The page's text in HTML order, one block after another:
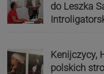
do Leszka
Kenijczycy,
polskich